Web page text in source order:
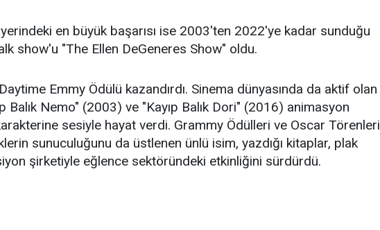
en büyük başarısı ise 2003'ten 2022'ye kadar sunduğu
show'u "The Ellen DeGeneres Show" oldu.
Emmy Ödülü kazandırdı. Sinema dünyasında da aktif olan
Balık Nemo" (2003) ve "Kayıp Balık Dori" (2016) animasyon
sesiyle hayat verdi. Grammy Ödülleri ve Oscar Törenleri
sunuculuğunu da üstlenen ünlü isim, yazdığı kitaplar, plak
şirketiyle eğlence sektöründeki etkinliğini sürdürdü.